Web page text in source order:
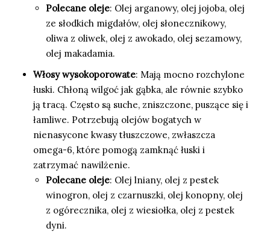
Polecane oleje: Olej arganowy, olej jojoba, olej
ze słodkich migdałów, olej słonecznikowy,
oliwa z oliwek, olej z awokado, olej sezamowy,
olej makadamia.
Włosy wysokoporowate: Mają mocno rozchylone
łuski. Chłoną wilgoć jak gąbka, ale równie szybko
ją tracą. Często są suche, zniszczone, puszące się i
łamliwe. Potrzebują olejów bogatych w
nienasycone kwasy tłuszczowe, zwłaszcza
omega-6, które pomogą zamknąć łuski i
zatrzymać nawilżenie.
Polecane oleje: Olej lniany, olej z pestek
winogron, olej z czarnuszki, olej konopny, olej
z ogórecznika, olej z wiesiołka, olej z pestek
dyni.